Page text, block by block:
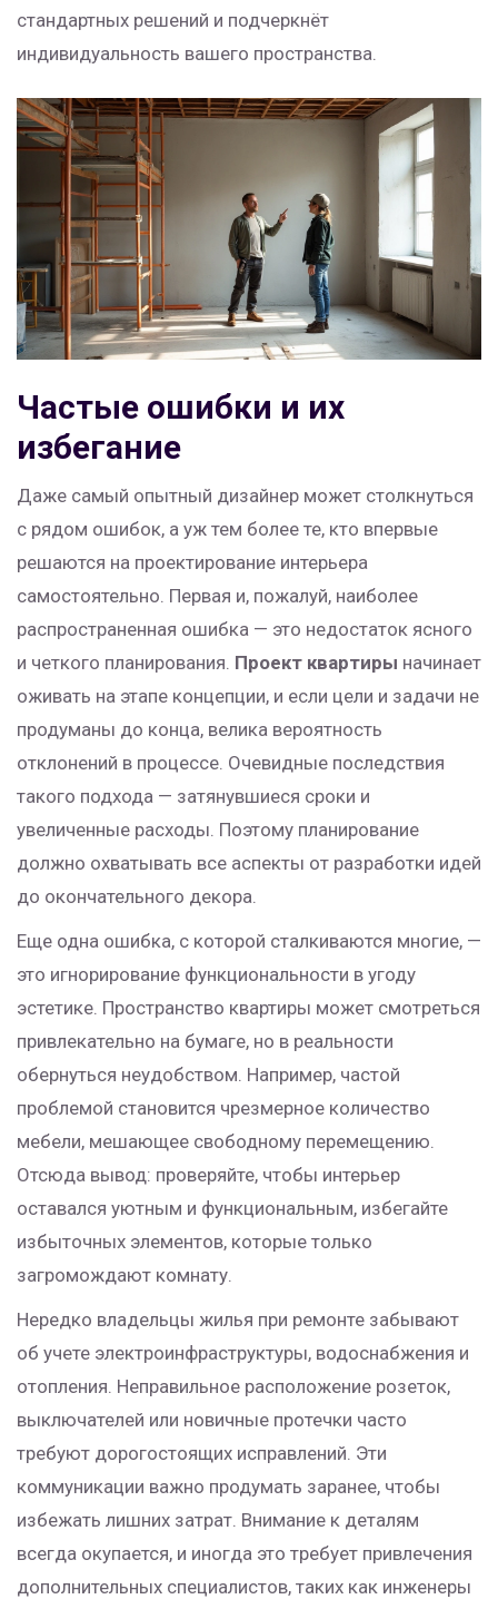
стандартных решений и подчеркнёт
индивидуальность вашего пространства.
Частые ошибки и их
избегание
Даже самый опытный дизайнер может столкнуться
с рядом ошибок, а уж тем более те, кто впервые
решаются на проектирование интерьера
самостоятельно. Первая и, пожалуй, наиболее
распространенная ошибка — это недостаток ясного
и четкого планирования. Проект квартиры начинает
оживать на этапе концепции, и если цели и задачи не
продуманы до конца, велика вероятность
отклонений в процессе. Очевидные последствия
такого подхода — затянувшиеся сроки и
увеличенные расходы. Поэтому планирование
должно охватывать все аспекты от разработки идей
до окончательного декора.
Еще одна ошибка, с которой сталкиваются многие, —
это игнорирование функциональности в угоду
эстетике. Пространство квартиры может смотреться
привлекательно на бумаге, но в реальности
обернуться неудобством. Например, частой
проблемой становится чрезмерное количество
мебели, мешающее свободному перемещению.
Отсюда вывод: проверяйте, чтобы интерьер
оставался уютным и функциональным, избегайте
избыточных элементов, которые только
загромождают комнату.
Нередко владельцы жилья при ремонте забывают
об учете электроинфраструктуры, водоснабжения и
отопления. Неправильное расположение розеток,
выключателей или новичные протечки часто
требуют дорогостоящих исправлений. Эти
коммуникации важно продумать заранее, чтобы
избежать лишних затрат. Внимание к деталям
всегда окупается, и иногда это требует привлечения
дополнительных специалистов, таких как инженеры